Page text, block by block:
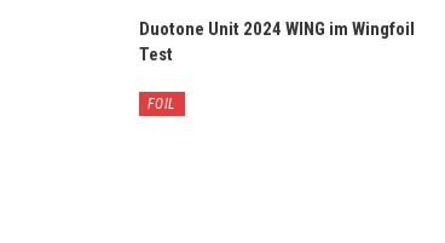
Duotone Unit 2024 WING im Wingfoil
Test
FOIL